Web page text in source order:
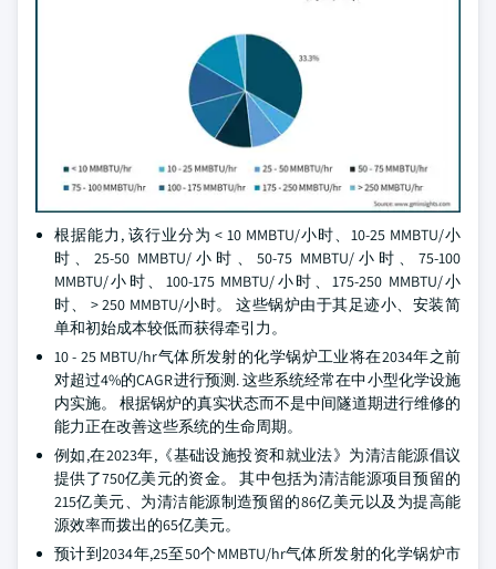
根据能力, 该行业分为 < 10 MMBTU/小时、10-25 MMBTU/小
时、25-50 MMBTU/小时、50-75 MMBTU/小时、75-100
MMBTU/小时、100-175 MMBTU/小时、175-250 MMBTU/小
时、 > 250 MMBTU/小时。 这些锅炉由于其足迹小、安装简
单和初始成本较低而获得牵引力。
10 - 25 MBTU/hr气体所发射的化学锅炉工业将在2034年之前
对超过4%的CAGR进行预测. 这些系统经常在中小型化学设施
内实施。 根据锅炉的真实状态而不是中间隧道期进行维修的
能力正在改善这些系统的生命周期。
例如,在2023年,《基础设施投资和就业法》为清洁能源倡议
提供了750亿美元的资金。 其中包括为清洁能源项目预留的
215亿美元、为清洁能源制造预留的86亿美元以及为提高能
源效率而拨出的65亿美元。
预计到2034年,25至50个MMBTU/hr气体所发射的化学锅炉市